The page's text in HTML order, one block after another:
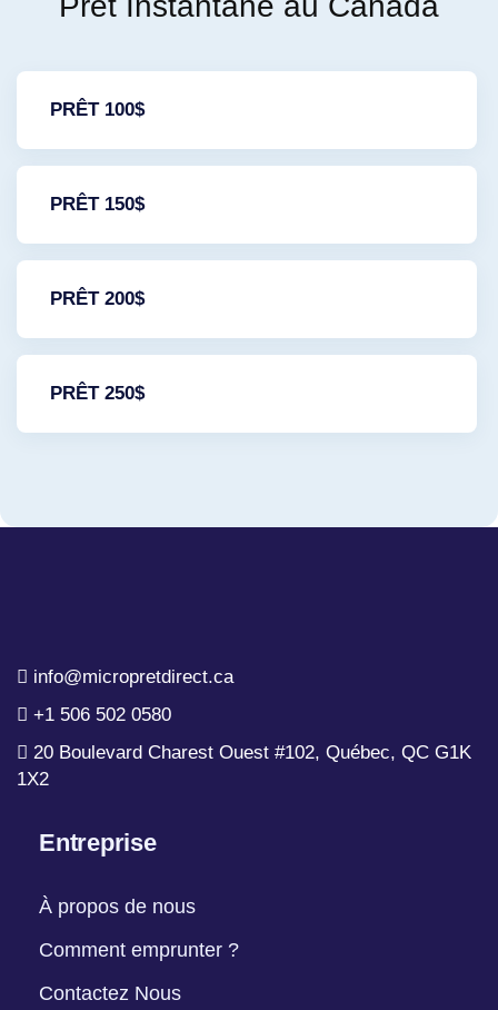
PRÊT 100$
PRÊT 150$
PRÊT 200$
PRÊT 250$
info@micropretdirect.ca
+1 506 502 0580
20 Boulevard Charest Ouest #102, Québec, QC G1K
1X2
Entreprise
À propos de nous
Comment emprunter ?
Contactez Nous